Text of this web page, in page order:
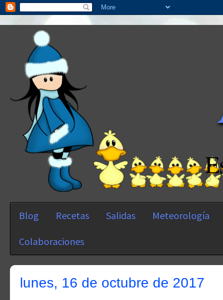
Blog Recetas Salidas Meteorología
Colaboraciones
lunes, 16 de octubre de 2017